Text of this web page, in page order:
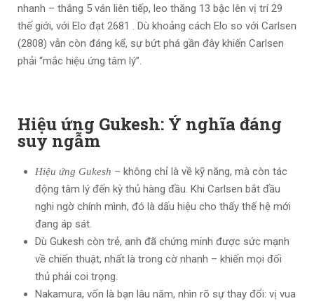
nhanh – thắng 5 ván liên tiếp, leo thăng 13 bậc lên vị trí 29
thế giới, với Elo đạt 2681 . Dù khoảng cách Elo so với Carlsen
(2808) vẫn còn đáng kể, sự bứt phá gần đây khiến Carlsen
phải “mắc hiệu ứng tâm lý”.
Hiệu ứng Gukesh: Ý nghĩa đáng
suy ngẫm
Hiệu ứng Gukesh – không chỉ là về kỹ năng, mà còn tác
động tâm lý đến kỳ thủ hàng đầu. Khi Carlsen bắt đầu
nghi ngờ chính mình, đó là dấu hiệu cho thấy thế hệ mới
đang áp sát.
Dù Gukesh còn trẻ, anh đã chứng minh được sức mạnh
về chiến thuật, nhất là trong cờ nhanh – khiến mọi đối
thủ phải coi trọng.
Nakamura, vốn là bạn lâu năm, nhìn rõ sự thay đổi: vị vua